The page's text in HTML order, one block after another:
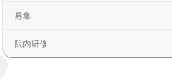
募集
院内研修